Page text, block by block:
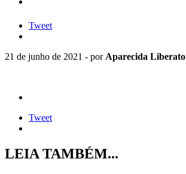
Tweet
21 de junho de 2021 - por Aparecida Liberato
Tweet
LEIA TAMBÉM...